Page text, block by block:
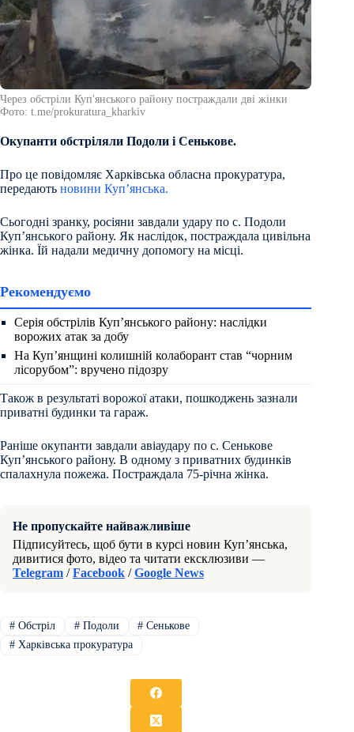
Через обстріли Куп'янського району постраждали дві жінки
Фото: t.me/prokuratura_kharkiv
Окупанти обстріляли Подоли і Сенькове.
Про це повідомляє Харківська обласна прокуратура,
передають новини Куп’янська.
Сьогодні зранку, росіяни завдали удару по с. Подоли
Купʼянського району. Як наслідок, постраждала цивільна
жінка. Їй надали медичну допомогу на місці.
Рекомендуємо
Серія обстрілів Куп’янського району: наслідки
ворожих атак за добу
На Куп’янщині колишній колаборант став “чорним
лісорубом”: вручено підозру
Також в результаті ворожої атаки, пошкоджень зазнали
приватні будинки та гараж.
Раніше окупанти завдали авіаудару по с. Сенькове
Купʼянського району. В одному з приватних будинків
спалахнула пожежа. Постраждала 75-річна жінка.
Не пропускайте найважливіше
Підписуйтесь, щоб бути в курсі новин Куп’янська,
дивитися фото, відео та читати ексклюзиви —
Telegram /Facebook /Google News
#Обстріл #Подоли # Сенькове
#Харківська прокуратура